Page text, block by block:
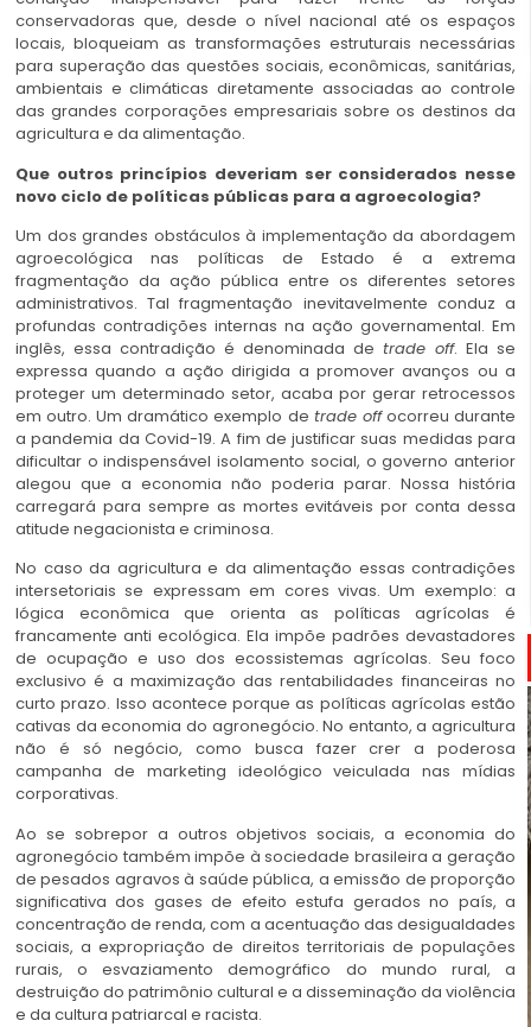
conservadoras que, desde o nível nacional até os espaços
locais, bloqueiam as transformações estruturais necessárias
para superação das questões sociais, econômicas, sanitárias,
ambientais e climáticas diretamente associadas ao controle
das grandes corporações empresariais sobre os destinos da
agricultura e da alimentação.
Que outros princípios deveriam ser considerados nesse
novo ciclo de políticas públicas para a agroecologia?
Um dos grandes obstáculos à implementação da abordagem
agroecológica nas políticas de Estado é a extrema
fragmentação da ação pública entre os diferentes setores
administrativos. Tal fragmentação inevitavelmente conduz a
profundas contradições internas na ação governamental. Em
inglês, essa contradição é denominada de trade off. Ela se
expressa quando a ação dirigida a promover avanços ou a
proteger um determinado setor, acaba por gerar retrocessos
em outro. Um dramático exemplo de trade offocorreu durante
a pandemia da Covid-19. A fim de justificar suas medidas para
dificultar o indispensável isolamento social, o governo anterior
alegou que a economia não poderia parar. Nossa história
carregará para sempre as mortes evitáveis por conta dessa
atitude negacionista e criminosa.
No caso da agricultura e da alimentação essas contradições
intersetoriais se expressam em cores vivas. Um exemplo: a
lógica econômica que orienta as políticas agrícolas é
francamente anti ecológica. Ela impõe padrões devastadores
de ocupação e uso dos ecossistemas agrícolas. Seu foco
exclusivo é a maximização das rentabilidades financeiras no
curto prazo. Isso acontece porque as políticas agrícolas estão
cativas da economia do agronegócio. No entanto, a agricultura
não é só negócio, como busca fazer crer a poderosa
campanha de marketing ideológico veiculada nas mídias
corporativas.
Ao se sobrepor a outros objetivos sociais, a economia do
agronegócio também impõe à sociedade brasileira a geração
de pesados agravos à saúde pública, a emissão de proporção
significativa dos gases de efeito estufa gerados no país, a
concentração de renda, com a acentuação das desigualdades
sociais, a expropriação de direitos territoriais de populações
rurais, o esvaziamento demográfico do mundo rural, a
destruição do patrimônio cultural e a disseminação da violência
e da cultura patriarcal e racista.